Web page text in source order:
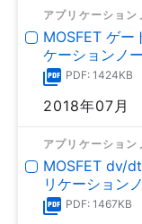
アプリケーション
MOSFET ゲー
ケーションノ
PDF: 1424KB
2018年07月
アプリケーション
MOSFET dv/
リケーション
PDF: 1467KB